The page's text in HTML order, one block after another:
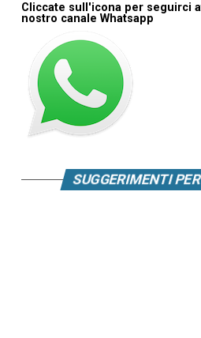
Cliccate sull'icona per seguirci
nostro canale Whatsapp
SUGGERIMENTI